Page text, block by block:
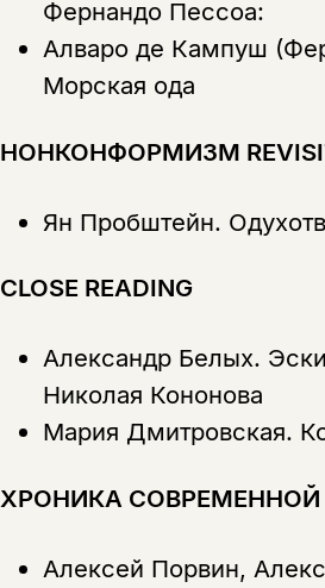
Фернандо Пессоа:
Алваро де Кампуш
Морская ода
НОНКОНФОРМИЗМ
Ян Пробштейн.
CLOSE READING
Александр Белых.
Николая Кононова
Мария Дмитровская.
ХРОНИКА СОВРЕМЕННОЙ
Алексей Порвин,
Поделиться
Я соглашаюсь сПолитикой
Скажите, пожалуйста,
вам уже исполнилось 18
нет, вернуться